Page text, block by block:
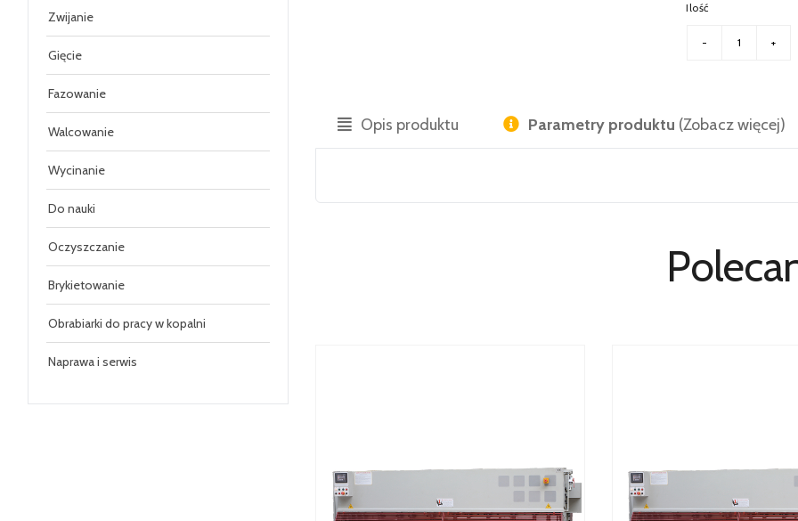
Zwijanie
Gięcie
Fazowanie
Walcowanie
Wycinanie
Do nauki
Oczyszczanie
Brykietowanie
Obrabiarki do pracy w kopalni
Naprawa i serwis
Ilość
Opis produktu Parametry produktu (Zobacz więcej)